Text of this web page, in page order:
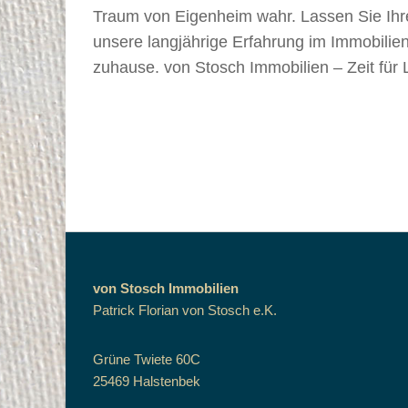
Traum von Eigenheim wahr. Lassen Sie
unsere langjährige Erfahrung im
zuhause. von Stosch Immobilien – Zeit für
von Stosch Immobilien
Patrick Florian von Stosch e.K.
Grüne Twiete 60C
25469 Halstenbek